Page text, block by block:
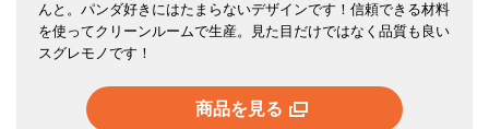
んと。パンダ好きにはたまらないデザインです！信頼できる材料
を使ってクリーンルームで生産。見た目だけではなく品質も良い
スグレモノです！
商品を見る